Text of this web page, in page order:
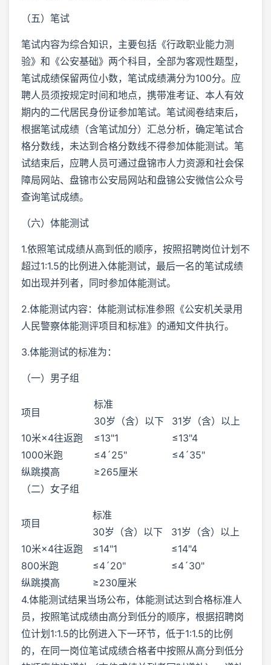
（五）笔试
笔试内容为综合知识，主要包括《行政职业能力测
验》和《公安基础》两个科目，全部为客观性题型，
笔试成绩保留两位小数，笔试成绩满分为100分。应
聘人员须按规定时间和地点，携带准考证、本人有效
期内的二代居民身份证参加笔试。笔试阅卷结束后，
根据笔试成绩（含笔试加分）汇总分析，确定笔试合
格分数线，未达到合格分数线不得参加体能测试。笔
试结束后，应聘人员可通过盘锦市人力资源和社会保
障局网站、盘锦市公安局网站和盘锦公安微信公众号
查询笔试成绩。
（六）体能测试
1.依照笔试成绩从高到低的顺序，按照招聘岗位计划不
超过1:1.5的比例进入体能测试，最后一名的笔试成绩
如出现并列者，同时参加体能测试。
2.体能测试内容：体能测试标准参照《公安机关录用
人民警察体能测评项目和标准》的通知文件执行。
3.体能测试的标准为：
（一）男子组
项目
标准
30岁（含）以下
31岁（含）以上
10米×4往返跑
≤13"1
≤13"4
1000米跑
≤4´25"
≤4´35"
纵跳摸高
≥265厘米
（二）女子组
项目
标准
30岁（含）以下
31岁（含）以上
10米×4往返跑
≤14"1
≤14"4
800米跑
≤4´20"
≤4´30"
纵跳摸高
≥230厘米
4.体能测试结果当场公布，体能测试达到合格标准人
员，按照笔试成绩由高分到低分的顺序，根据招聘岗
位计划1:1.5的比例进入下一环节，低于1:1.5的比例
的，在同一岗位笔试成绩合格者中按照从高分到低分